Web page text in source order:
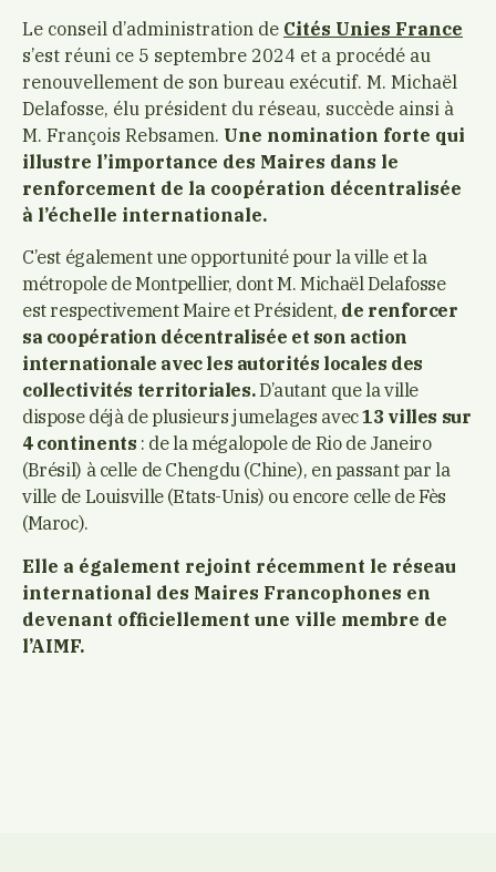
Le conseil d’administration de Cités Unies France
s’est réuni ce 5 septembre 2024 et a procédé au
renouvellement de son bureau exécutif. M. Michaël
Delafosse, élu président du réseau, succède ainsi à
M. François Rebsamen. Une nomination forte qui
illustre l’importance des Maires dans le
renforcement de la coopération décentralisée
à l’échelle internationale.
C’est également une opportunité pour la ville et la
métropole de Montpellier, dont M. Michaël Delafosse
est respectivement Maire et Président, de renforcer
sa coopération décentralisée et son action
internationale avec les autorités locales des
collectivités territoriales.D’autant que la ville
dispose déjà de plusieurs jumelages avec13 villes sur
4 continents : de la mégalopole de Rio de Janeiro
(Brésil) à celle de Chengdu (Chine), en passant par la
ville de Louisville (Etats-Unis) ou encore celle de Fès
(Maroc).
Elle a également rejoint récemment le réseau
international des Maires Francophones en
devenant officiellement une ville membre de
l’AIMF.